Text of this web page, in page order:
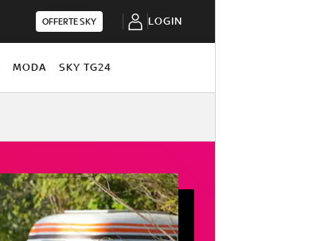
OFFERTE SKY LOGIN
MODA SKY TG24